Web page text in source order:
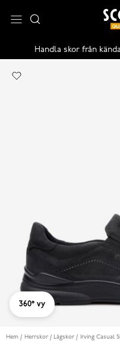
Handla skor från
360° vy
Hem Herrskor Lågskor Irving Casual